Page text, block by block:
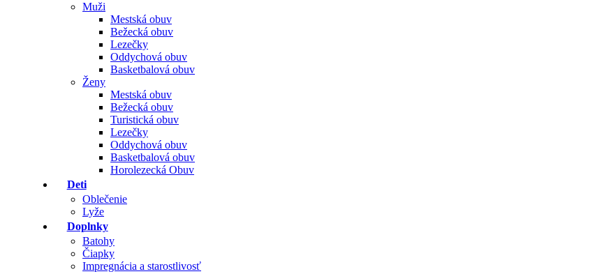
Muži
Mestská obuv
Bežecká obuv
Lezečky
Oddychová obuv
Basketbalová obuv
Ženy
Mestská obuv
Bežecká obuv
Turistická obuv
Lezečky
Oddychová obuv
Basketbalová obuv
Horolezecká Obuv
Deti
Oblečenie
Lyže
Doplnky
Batohy
Čiapky
Impregnácia a starostlivosť